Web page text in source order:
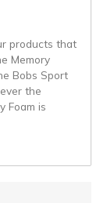
products that
Memory
Bobs Sport
the
Foam is